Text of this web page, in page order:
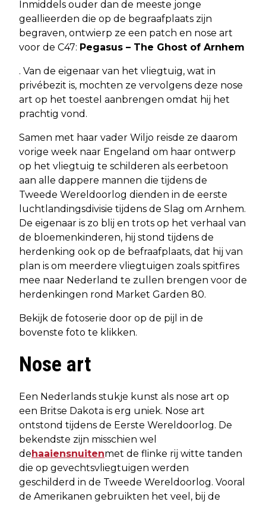
Inmiddels ouder dan de meeste jonge
geallieerden die op de begraafplaats zijn
begraven, ontwierp ze een patch en nose art
voor de C47: Pegasus – The Ghost of Arnhem
. Van de eigenaar van het vliegtuig, wat in
privébezit is, mochten ze vervolgens deze nose
art op het toestel aanbrengen omdat hij het
prachtig vond.
Samen met haar vader Wiljo reisde ze daarom
vorige week naar Engeland om haar ontwerp
op het vliegtuig te schilderen als eerbetoon
aan alle dappere mannen die tijdens de
Tweede Wereldoorlog dienden in de eerste
luchtlandingsdivisie tijdens de Slag om Arnhem.
De eigenaar is zo blij en trots op het verhaal van
de bloemenkinderen, hij stond tijdens de
herdenking ook op de befraafplaats, dat hij van
plan is om meerdere vliegtuigen zoals spitfires
mee naar Nederland te zullen brengen voor de
herdenkingen rond Market Garden 80.
Bekijk de fotoserie door op de pijl in de
bovenste foto te klikken.
Nose art
Een Nederlands stukje kunst als nose art op
een Britse Dakota is erg uniek. Nose art
ontstond tijdens de Eerste Wereldoorlog. De
bekendste zijn misschien wel
dehaaiensnuitenmet de flinke rij witte tanden
die op gevechtsvliegtuigen werden
geschilderd in de Tweede Wereldoorlog. Vooral
de Amerikanen gebruikten het veel, bij de